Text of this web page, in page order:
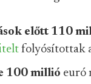
előtt 110
folyósítottak
100 millió euró